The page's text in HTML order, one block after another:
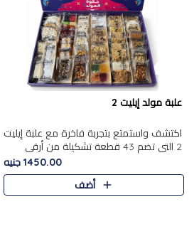
علبة مولد إيليت 2
اكتشف واستمتع بتجربة فاخرة مع علبة إيليت
2 التي تضم 43 قطعة تشكيلة من أرقى
حلويات المولد الشرقية المصرية الأصيلة
,معروضة بشكل جميل في علبة أ..
1450.00 جنيه
أضف